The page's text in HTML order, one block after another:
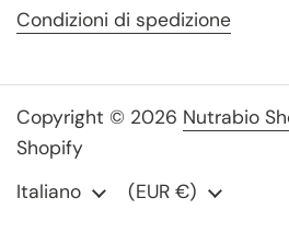
Condizioni di spedizione
Copyright © 2026 Nutrabio
Shopify
Lingua
Italiano Paese/Area
(EUR €)